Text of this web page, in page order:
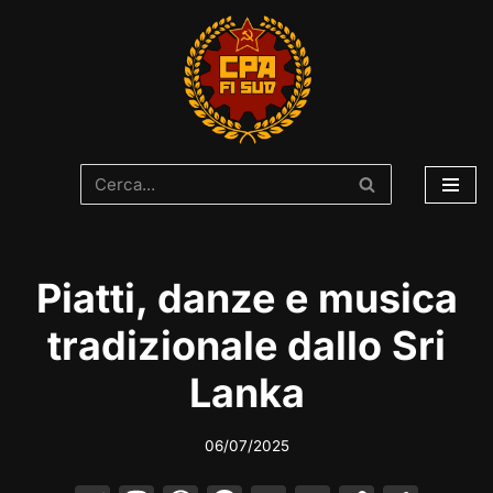
Piatti, danze e musica
tradizionale dallo Sri
Lanka
06/07/2025